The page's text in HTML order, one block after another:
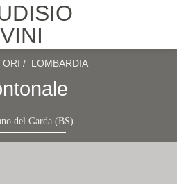
/ LOMBARDIA
del Garda (BS)